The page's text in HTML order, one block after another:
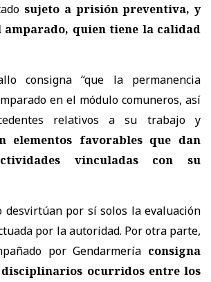
sujeto a prisión preventiva, y
amparado, quien tiene la calidad
consigna “que la permanencia
en el módulo comuneros, así
relativos a su trabajo y
elementos favorables que dan
vinculadas con su
desvirtúan por sí solos la evaluación
por la autoridad. Por otra parte,
por Gendarmería consigna
disciplinarios ocurridos entre los